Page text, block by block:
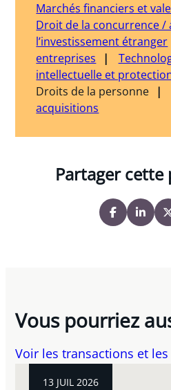
Marchés financiers et
Droit de la concurrence
l’investissement étranger
entreprises
intellectuelle et
Droits de la personne
acquisitions
Partager
Vous pourriez
Voir les transactions et
13 JUIL 2026